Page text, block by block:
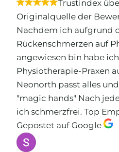
Trustindex
Originalquelle der
Nachdem ich aufgrund
Rückenschmerzen auf
angewiesen bin habe
Physiotherapie-Praxen
Neonorth passt alles
"magic hands" Nach
ich schmerzfrei. Top
Gepostet auf Google